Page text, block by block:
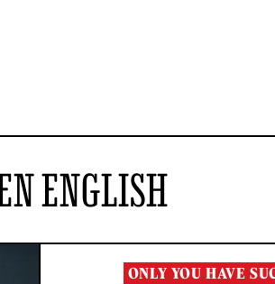
ENGLISH
ONLY YOU HAVE